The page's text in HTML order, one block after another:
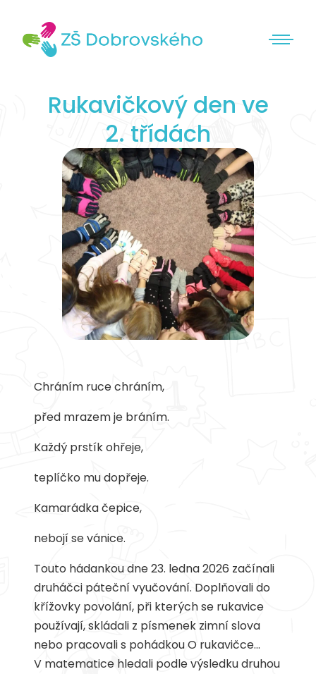
Rukavičkový den ve
2. třídách
Chráním ruce chráním,
před mrazem je bráním.
Každý prstík ohřeje,
teplíčko mu dopřeje.
Kamarádka čepice,
nebojí se vánice.
Touto hádankou dne 23. ledna 2026 začínali
druháčci páteční vyučování. Doplňovali do
křížovky povolání, při kterých se rukavice
používají, skládali z písmenek zimní slova
nebo pracovali s pohádkou O rukavičce…
V matematice hledali podle výsledku druhou